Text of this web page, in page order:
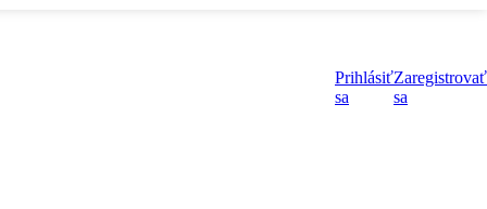
Prihlásiť
sa
Zaregistrovať
sa